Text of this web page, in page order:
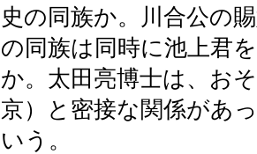
史の同族か。川合公の
の同族は同時に池上君
か。太田亮博士は、お
京）と密接な関係があ
いう。